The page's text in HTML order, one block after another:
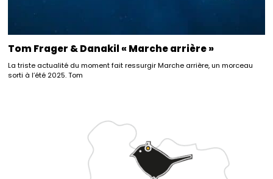
Tom Frager & Danakil « Marche arrière »
La triste actualité du moment fait ressurgir Marche arrière, un morceau
sorti à l’été 2025. Tom